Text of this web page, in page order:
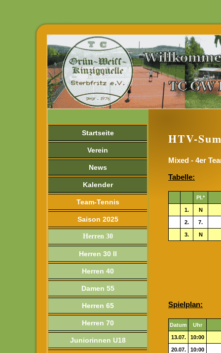
Startseite
Verein
News
Kalender
Team-Tennis
Saison 2025
Herren 30
Herren 30 II
Herren 40
Damen 55
Herren 65
Herren 70
Juniorinnen U18
HTV-
Mixed - 4er
Tabelle:
Pl.*
1. N
2. 7.
3. N
Spielplan:
Datum Uhr
13.07. 10:00
20.07. 10:00